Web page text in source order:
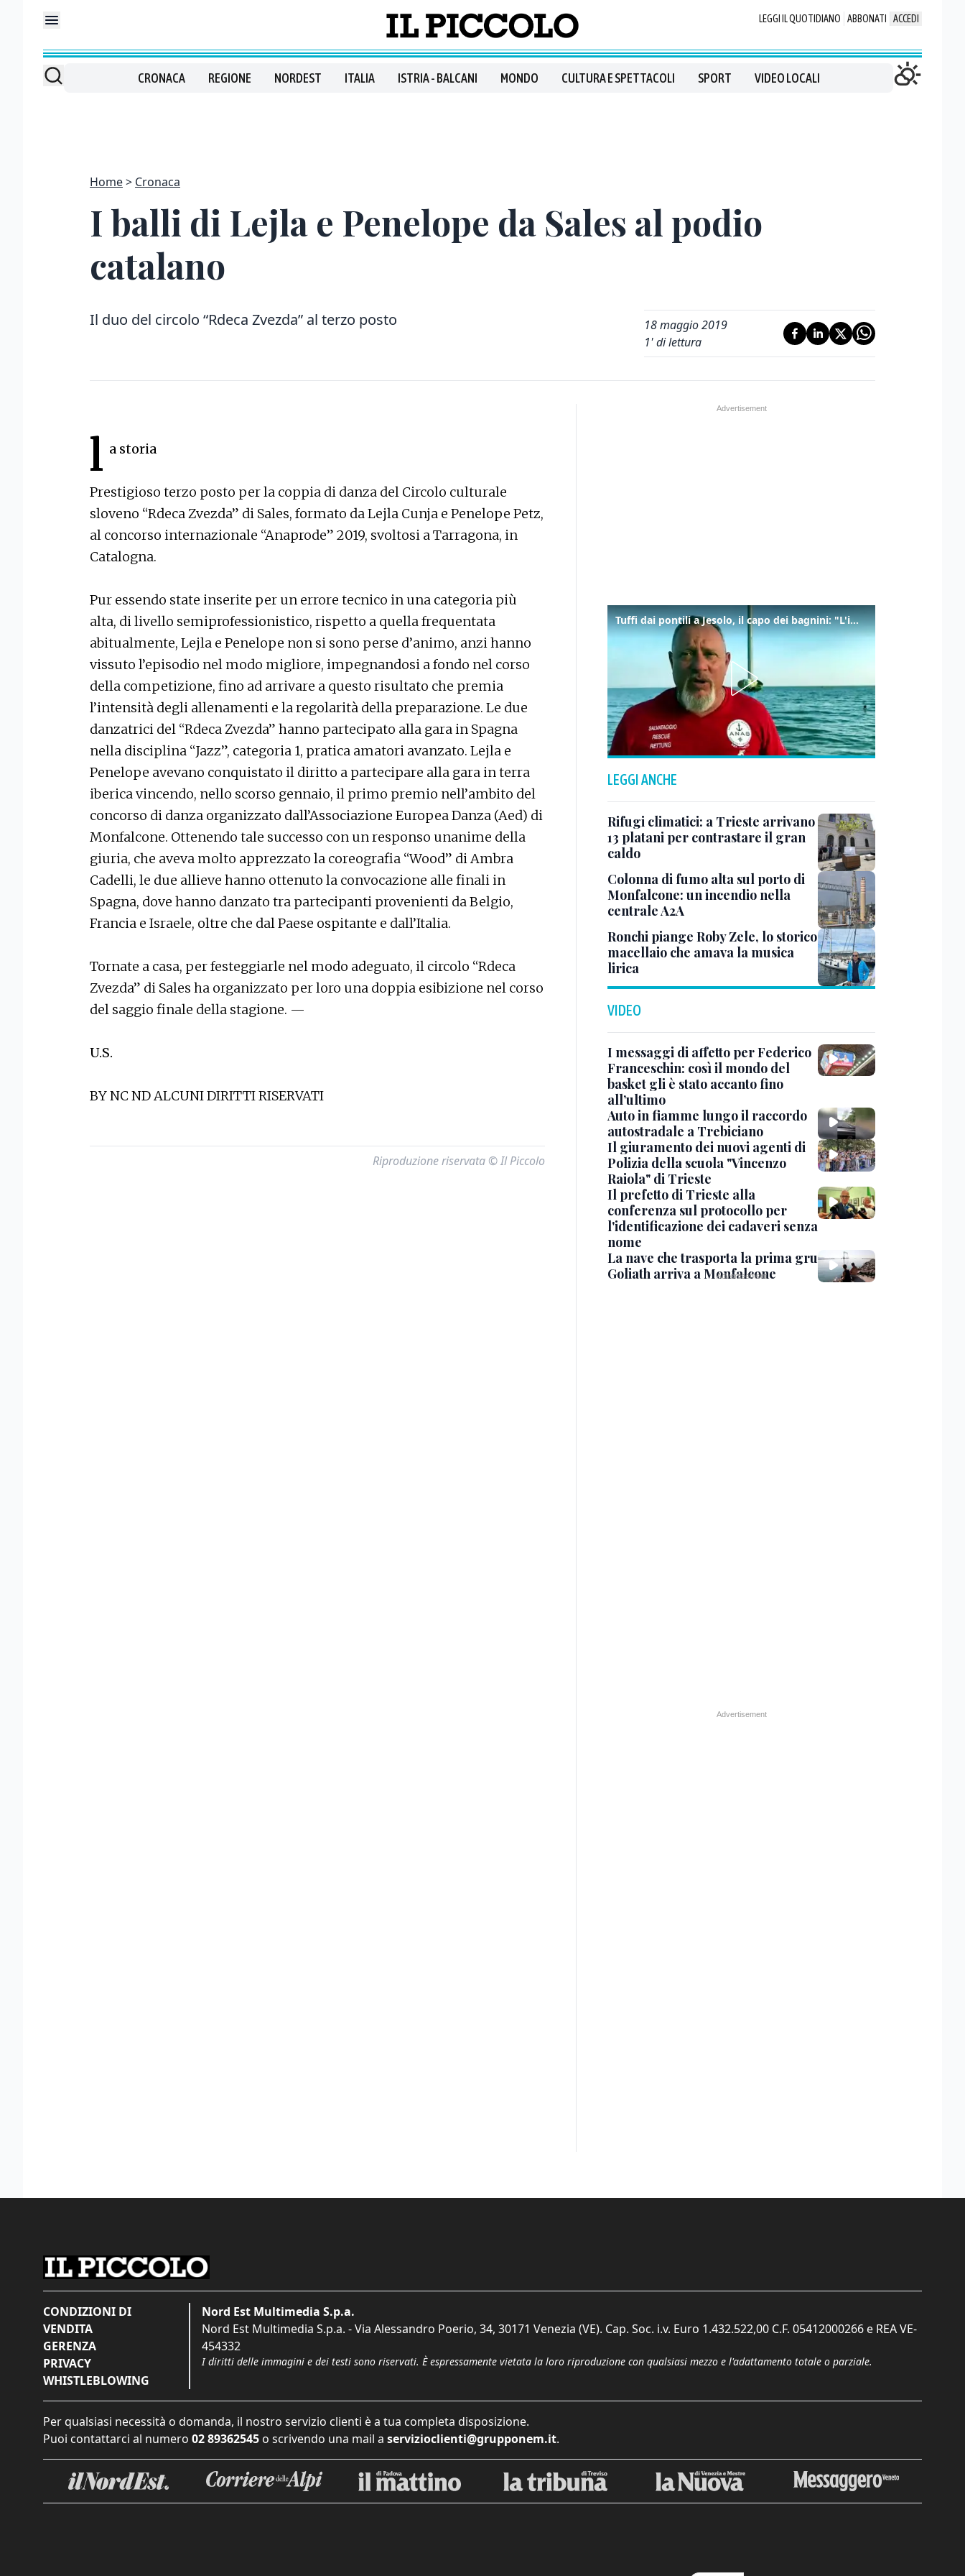
LEGGI IL QUOTIDIANO ABBONATI ACCEDI
CRONACA REGIONE NORDEST ITALIA ISTRIA - BALCANI MONDO CULTURA E SPETTACOLI SPORT VIDEO LOCALI
Home Cronaca
I balli di Lejla e Penelope da Sales al podio
catalano
Il duo del circolo “Rdeca Zvezda” al terzo posto
18 maggio 2019
1' di lettura
l a storia
Prestigioso terzo posto per la coppia di danza del Circolo culturale
sloveno “Rdeca Zvezda” di Sales, formato da Lejla Cunja e Penelope Petz,
al concorso internazionale “Anaprode” 2019, svoltosi a Tarragona, in
Catalogna.
Pur essendo state inserite per un errore tecnico in una categoria più
alta, di livello semiprofessionistico, rispetto a quella frequentata
abitualmente, Lejla e Penelope non si sono perse d’animo, anzi hanno
vissuto l’episodio nel modo migliore, impegnandosi a fondo nel corso
della competizione, fino ad arrivare a questo risultato che premia
l’intensità degli allenamenti e la regolarità della preparazione. Le due
danzatrici del “Rdeca Zvezda” hanno partecipato alla gara in Spagna
nella disciplina “Jazz”, categoria 1, pratica amatori avanzato. Lejla e
Penelope avevano conquistato il diritto a partecipare alla gara in terra
iberica vincendo, nello scorso gennaio, il primo premio nell’ambito del
concorso di danza organizzato dall’Associazione Europea Danza (Aed) di
Monfalcone. Ottenendo tale successo con un responso unanime della
giuria, che aveva molto apprezzato la coreografia “Wood” di Ambra
Cadelli, le due allieve hanno ottenuto la convocazione alle finali in
Spagna, dove hanno danzato tra partecipanti provenienti da Belgio,
Francia e Israele, oltre che dal Paese ospitante e dall’Italia.
Tornate a casa, per festeggiarle nel modo adeguato, il circolo “Rdeca
Zvezda” di Sales ha organizzato per loro una doppia esibizione nel corso
del saggio finale della stagione. —
U.S.
BY NC ND ALCUNI DIRITTI RISERVATI
Riproduzione riservata © Il Piccolo
Tuffi dai pontili a Jesolo, il capo dei bagnini: "L'impegno di tutti per evitare altre tragedie"
LEGGI ANCHE
Rifugi climatici: a Trieste arrivano
13 platani per contrastare il gran
caldo
Colonna di fumo alta sul porto di
Monfalcone: un incendio nella
centrale A2A
Ronchi piange Roby Zele, lo storico
macellaio che amava la musica
lirica
VIDEO
I messaggi di affetto per Federico
Franceschin: così il mondo del
basket gli è stato accanto fino
all’ultimo
Auto in fiamme lungo il raccordo
autostradale a Trebiciano
Il giuramento dei nuovi agenti di
Polizia della scuola "Vincenzo
Raiola" di Trieste
Il prefetto di Trieste alla
conferenza sul protocollo per
l'identificazione dei cadaveri senza
nome
La nave che trasporta la prima gru
Goliath arriva a Monfalcone
CONDIZIONI DI
VENDITA
GERENZA
PRIVACY
WHISTLEBLOWING
Nord Est Multimedia S.p.a.
Nord Est Multimedia S.p.a. - Via Alessandro Poerio, 34, 30171 Venezia (VE). Cap. Soc. i.v. Euro 1.432.522,00 C.F. 05412000266 e REA VE-
454332
I diritti delle immagini e dei testi sono riservati. È espressamente vietata la loro riproduzione con qualsiasi mezzo e l'adattamento totale o parziale.
Per qualsiasi necessità o domanda, il nostro servizio clienti è a tua completa disposizione.
Puoi contattarci al numero 02 89362545 o scrivendo una mail a servizioclienti@grupponem.it.